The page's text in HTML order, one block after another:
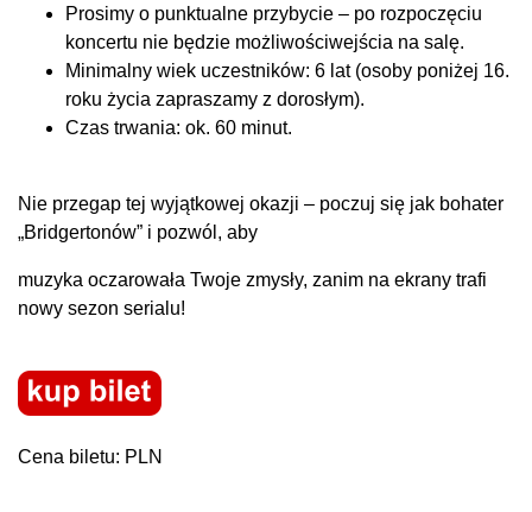
Prosimy o punktualne przybycie – po rozpoczęciu
koncertu nie będzie możliwości​wejścia na salę.
Minimalny wiek uczestników: 6 lat (osoby poniżej 16.
roku życia zapraszamy z dorosłym).
Czas trwania: ok. 60 minut.
Nie przegap tej wyjątkowej okazji – poczuj się jak bohater
„Bridgertonów” i pozwól, aby
muzyka oczarowała Twoje zmysły, zanim na ekrany trafi
nowy sezon serialu!
Cena biletu: PLN